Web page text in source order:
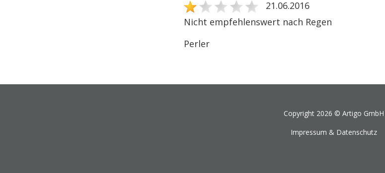
21.06.2016
Nicht empfehlenswert nach Regen
Perler
Copyright 2026 © Artigo GmbH
Impressum & Datenschutz